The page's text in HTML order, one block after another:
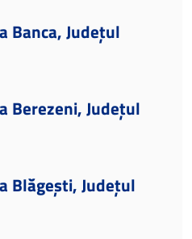
Banca, Județul
Berezeni, Județul
Blăgești, Județul